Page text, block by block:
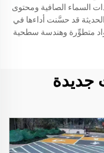
السماء الصافية ومحتوى
قد حسَّنت أداءها في
متطوِّرة وهندسة سطحية
جديدة